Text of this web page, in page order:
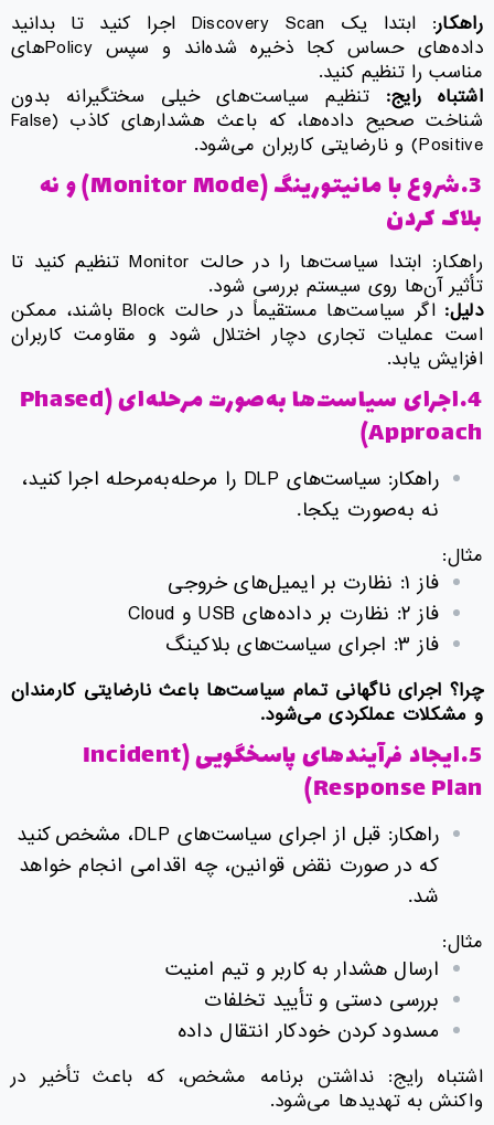
راهکار
: ابتدا یک Discovery Scan اجرا کنید تا بدانید
داده‌های حساس کجا ذخیره شده‌اند و سپس Policyهای
مناسب را تنظیم کنید.
اشتباه رایج: تنظیم سیاست‌های خیلی سختگیرانه بدون
شناخت صحیح داده‌ها، که باعث هشدارهای کاذب (False
Positive) و نارضایتی کاربران می‌شود.
3.شروع با مانیتورینگ (Monitor Mode) و نه
بلاک کردن
راهکار: ابتدا سیاست‌ها را در حالت Monitor تنظیم کنید تا
تأثیر آن‌ها روی سیستم بررسی شود.
دلیل:
اگر سیاست‌ها مستقیماً در حالت Block باشند، ممکن
است عملیات تجاری دچار اختلال شود و مقاومت کاربران
افزایش یابد.
4.اجرای سیاست‌ها به‌صورت مرحله‌ای (Phased
Approach)
راهکار: سیاست‌های DLP را مرحله‌به‌مرحله اجرا کنید،
نه به‌صورت یکجا.
مثال:
فاز ۱: نظارت بر ایمیل‌های خروجی
فاز ۲: نظارت بر داده‌های USB و Cloud
فاز ۳: اجرای سیاست‌های بلاکینگ
چرا؟ اجرای ناگهانی تمام سیاست‌ها باعث نارضایتی کارمندان
و مشکلات عملکردی می‌شود.
5.ایجاد فرآیندهای پاسخگویی (Incident
Response Plan)
راهکار: قبل از اجرای سیاست‌های DLP، مشخص کنید
که در صورت نقض قوانین، چه اقدامی انجام خواهد
شد.
مثال:
ارسال هشدار به کاربر و تیم امنیت
بررسی دستی و تأیید تخلفات
مسدود کردن خودکار انتقال داده
اشتباه رایج: نداشتن برنامه مشخص، که باعث تأخیر در
واکنش به تهدیدها می‌شود.